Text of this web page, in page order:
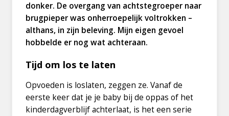
donker. De overgang van achtstegroeper naar
brugpieper was onherroepelijk voltrokken –
althans, in zijn beleving. Mijn eigen gevoel
hobbelde er nog wat achteraan.
Tijd om los te laten
Opvoeden is loslaten, zeggen ze. Vanaf de
eerste keer dat je je baby bij de oppas of het
kinderdagverblijf achterlaat, is het een serie